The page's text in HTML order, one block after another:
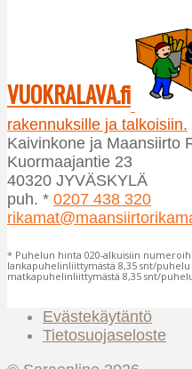
VUOKRALAVA.fi
rakennuksille ja talkoisiin.
Kaivinkone ja Maansiirto
Kuormaajantie 23
40320 JYVÄSKYLÄ
puh. * 0207 438 320
* Puhelun hinta 020-alkuisiin
lankapuhelinliittymästä 8,35 snt/puhelu
matkapuhelinliittymästä 8,35 snt/
Evästekäytäntö
Tietosuojaseloste